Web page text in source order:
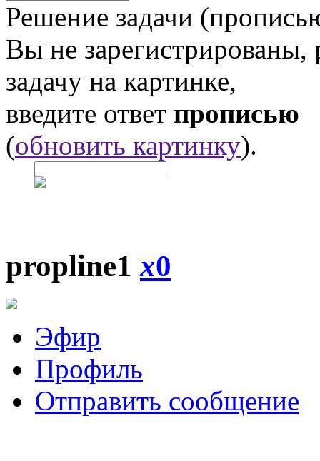
Решение задачи
Вы не
задачу на картинке,
введите ответ прописью
(обновить картинку).
propline1x0
Эфир
Профиль
Отправить сообщение